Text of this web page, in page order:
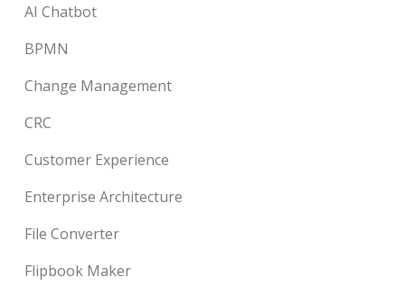
AI Chatbot
BPMN
Change Management
CRC
Customer Experience
Enterprise Architecture
File Converter
Flipbook Maker